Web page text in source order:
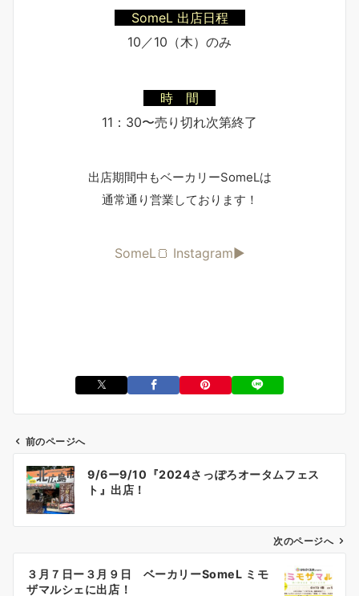
SomeL 出店日程
10／10（木）のみ
時 間
11：30〜売り切れ次第終了
出店期間中もベーカリーSomeLは
通常通り営業しております！
SomeL🍞 Instagram▶︎
前のページへ
9/6ー9/10『2024さっぽろオータムフェス
ト』出店！
次のページへ
３月７日ー３月９日 ベーカリーSomeL ミモ
ザマルシェに出店！